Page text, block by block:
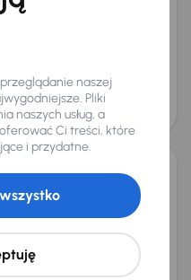
kW
Cena promocyjna
naszej
Pliki
naszych usług, a
Ci treści, które
i przydatne.